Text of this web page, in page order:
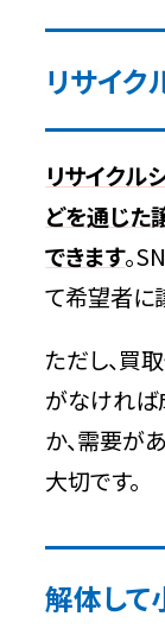
リサイク
リサイクル
どを通じた
できます。
て希望者に
ただし、買
がなければ
か、需要が
大切です。
解体して